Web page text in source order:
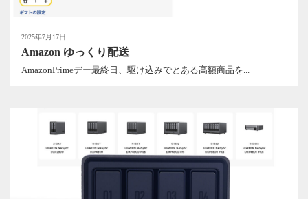
2025年7月17日
Amazon ゆっくり配送
AmazonPrimeデー最終日、駆け込みでとある高額商品を...